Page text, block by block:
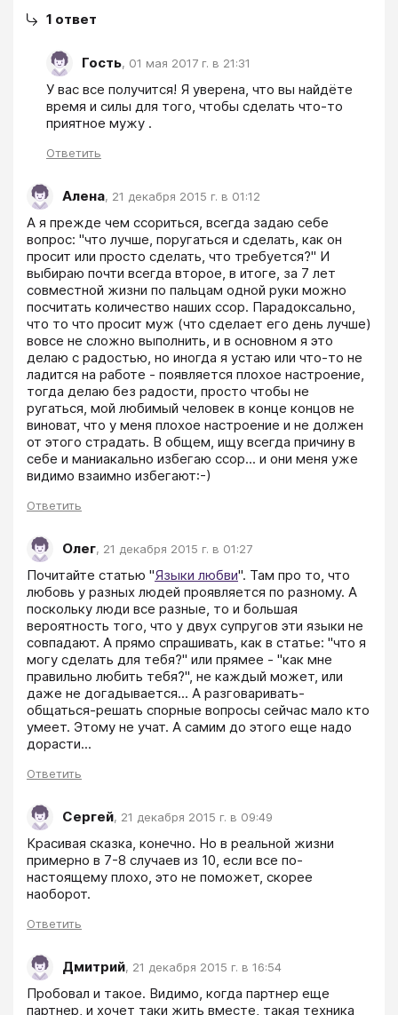
1 ответ
Гость, 01 мая 2017 г. в 21:31
У вас все получится! Я уверена, что вы найдёте
время и силы для того, чтобы сделать что-то
приятное мужу .
Ответить
Алена, 21 декабря 2015 г. в 01:12
А я прежде чем ссориться, всегда задаю себе
вопрос: "что лучше, поругаться и сделать, как он
просит или просто сделать, что требуется?" И
выбираю почти всегда второе, в итоге, за 7 лет
совместной жизни по пальцам одной руки можно
посчитать количество наших ссор. Парадоксально,
что то что просит муж (что сделает его день лучше)
вовсе не сложно выполнить, и в основном я это
делаю с радостью, но иногда я устаю или что-то не
ладится на работе - появляется плохое настроение,
тогда делаю без радости, просто чтобы не
ругаться, мой любимый человек в конце концов не
виноват, что у меня плохое настроение и не должен
от этого страдать. В общем, ищу всегда причину в
себе и маниакально избегаю ссор... и они меня уже
видимо взаимно избегают:-)
Ответить
Олег, 21 декабря 2015 г. в 01:27
Почитайте статью "Языки любви". Там про то, что
любовь у разных людей проявляется по разному. А
поскольку люди все разные, то и большая
вероятность того, что у двух супругов эти языки не
совпадают. А прямо спрашивать, как в статье: "что я
могу сделать для тебя?" или прямее - "как мне
правильно любить тебя?", не каждый может, или
даже не догадывается... А разговаривать-
общаться-решать спорные вопросы сейчас мало кто
умеет. Этому не учат. А самим до этого еще надо
дорасти...
Ответить
Сергей, 21 декабря 2015 г. в 09:49
Красивая сказка, конечно. Но в реальной жизни
примерно в 7-8 случаев из 10, если все по-
настоящему плохо, это не поможет, скорее
наоборот.
Ответить
Дмитрий, 21 декабря 2015 г. в 16:54
Пробовал и такое. Видимо, когда партнер еще
партнер, и хочет таки жить вместе, такая техника